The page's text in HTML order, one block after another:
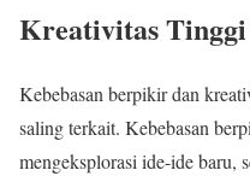
Kreativitas Tinggi
Kebebasan berpikir dan
saling terkait. Kebebasan
mengeksplorasi ide-ide baru,